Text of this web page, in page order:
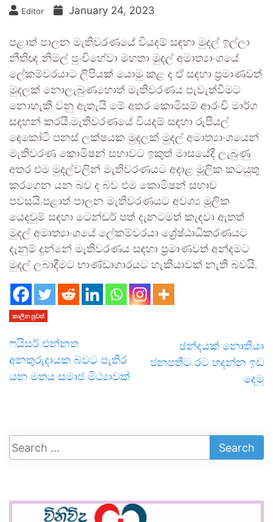
Editor January 24, 2023
පළාත් පාලන මැතිවරණයේ වියදම් සඳහා මුදල් ඉල්ලා
නීතිඥ නිමල් පුංචිහේවා මහතා මුදල් අමාත්‍යාංශයේ
ලේකම්වරයාට ලිපියක් යොමු කළ ද ඒ සඳහා ප්‍රමාණවත්
මුදලක් නොලැබුණහොත් මැතිවරණය පැවැත්වීමට
නොහැකි වනු ඇතැයි මේ අතර කොමිසම් ආරංචි මාර්ග
සඳහන් කරයි.මැතිවරණයේ වියදම් සඳහා රුපියල්
දෙකෝටි පනස් ලක්ෂයක මුදලක් මුදල් අමාත්‍යාංශයෙන්
මැතිවරණ කොමිෂන් සභාවට ඉකුත් මාසයේදී ලැබුණු
අතර එම මුදල්වලින් මැතිවරණයට අදාළ මූලික කටයුතු
කරගෙන යන බව ද බව එම කොමිෂන් සභාව
පවසයි.පළාත් පාලන මැතිවරණයට අවශ්‍ය මූලික
යෙදවුම් සඳහා ටෙන්ඩර් පත් දැනටමත් කැඳවා ඇතත්
මුදල් අමාත්‍යාංශයේ ලේකම්වරයා ශ්‍රේෂ්ඨාධිකරණයට
දැනුම් දුන්නේ මැතිවරණය සඳහා ප්‍රමාණවත් අන්දමට
මුදල් ලබාදීමට භාණ්ඩාගාරයට හැකියාවක් නැති බවයි.
කාලීන පුවත්
ෆයිසර් එන්නත
අනතුරුදායක බවට පැතිර
යන මතය සමාජ මිථ්‍යාවක්
ඡන්දයක් නොතියා
ජනපතිට රට හදන්න ඉඩ
දෙමු